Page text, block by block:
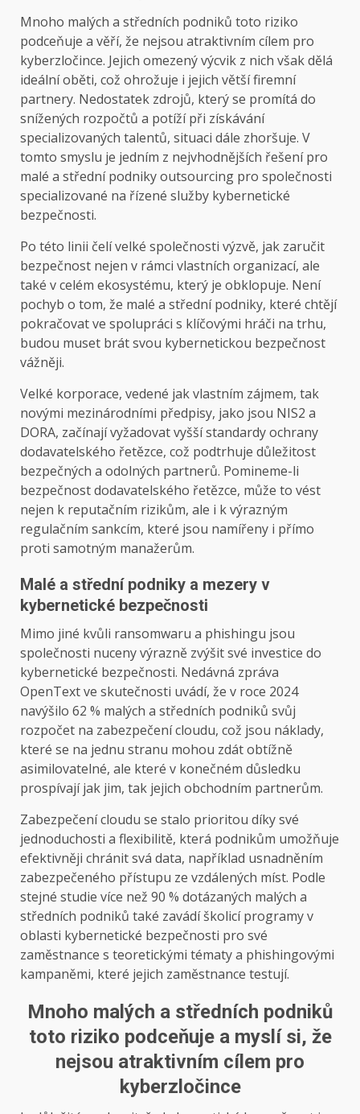
Mnoho malých a středních podniků toto riziko
podceňuje a věří, že nejsou atraktivním cílem pro
kyberzločince. Jejich omezený výcvik z nich však dělá
ideální oběti, což ohrožuje i jejich větší firemní
partnery. Nedostatek zdrojů, který se promítá do
snížených rozpočtů a potíží při získávání
specializovaných talentů, situaci dále zhoršuje. V
tomto smyslu je jedním z nejvhodnějších řešení pro
malé a střední podniky outsourcing pro společnosti
specializované na řízené služby kybernetické
bezpečnosti.
Po této linii čelí velké společnosti výzvě, jak zaručit
bezpečnost nejen v rámci vlastních organizací, ale
také v celém ekosystému, který je obklopuje. Není
pochyb o tom, že malé a střední podniky, které chtějí
pokračovat ve spolupráci s klíčovými hráči na trhu,
budou muset brát svou kybernetickou bezpečnost
vážněji.
Velké korporace, vedené jak vlastním zájmem, tak
novými mezinárodními předpisy, jako jsou NIS2 a
DORA, začínají vyžadovat vyšší standardy ochrany
dodavatelského řetězce, což podtrhuje důležitost
bezpečných a odolných partnerů. Pomineme-li
bezpečnost dodavatelského řetězce, může to vést
nejen k reputačním rizikům, ale i k výrazným
regulačním sankcím, které jsou namířeny i přímo
proti samotným manažerům.
Malé a střední podniky a mezery v
kybernetické bezpečnosti
Mimo jiné kvůli ransomwaru a phishingu jsou
společnosti nuceny výrazně zvýšit své investice do
kybernetické bezpečnosti. Nedávná zpráva
OpenText ve skutečnosti uvádí, že v roce 2024
navýšilo 62 % malých a středních podniků svůj
rozpočet na zabezpečení cloudu, což jsou náklady,
které se na jednu stranu mohou zdát obtížně
asimilovatelné, ale které v konečném důsledku
prospívají jak jim, tak jejich obchodním partnerům.
Zabezpečení cloudu se stalo prioritou díky své
jednoduchosti a flexibilitě, která podnikům umožňuje
efektivněji chránit svá data, například usnadněním
zabezpečeného přístupu ze vzdálených míst. Podle
stejné studie více než 90 % dotázaných malých a
středních podniků také zavádí školicí programy v
oblasti kybernetické bezpečnosti pro své
zaměstnance s teoretickými tématy a phishingovými
kampaněmi, které jejich zaměstnance testují.
Mnoho malých a středních podniků
toto riziko podceňuje a myslí si, že
nejsou atraktivním cílem pro
kyberzločince